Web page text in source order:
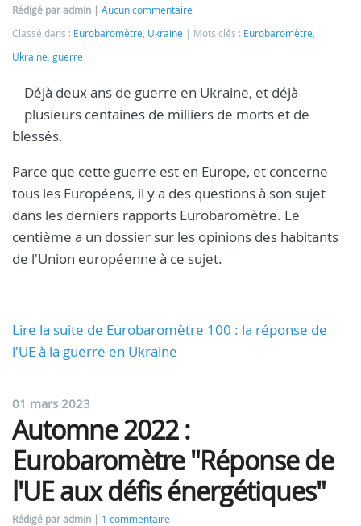
Rédigé par admin
Aucun commentaire
Classé dans : Eurobaromètre Ukraine Mots clés : Eurobaromètre
Ukraine guerre
Déjà deux ans de guerre en Ukraine, et déjà
plusieurs centaines de milliers de morts et de
blessés.
Parce que cette guerre est en Europe, et concerne
tous les Européens, il y a des questions à son sujet
dans les derniers rapports Eurobaromètre. Le
centième a un dossier sur les opinions des habitants
de l'Union européenne à ce sujet.
Lire la suite de Eurobaromètre 100 : la réponse de
l'UE à la guerre en Ukraine
01 mars 2023
Automne 2022 :
Eurobaromètre "Réponse de
l'UE aux défis énergétiques"
Rédigé par admin
1 commentaire